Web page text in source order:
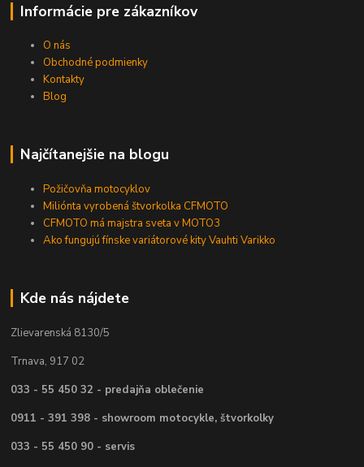
Informácie pre zákazníkov
O nás
Obchodné podmienky
Kontakty
Blog
Najčítanejšie na blogu
Požičovňa motocyklov
Miliónta vyrobená štvorkolka CFMOTO
CFMOTO má majstra sveta v MOTO3
Ako fungujú fínske variátorové kity Vauhti Varikko
Kde nás nájdete
Zlievarenská 8130/5
Trnava, 917 02
033 - 55 450 32 - predajňa oblečenie
0911 - 391 398 - showroom motocykle, štvorkolky
033 - 55 450 90 - servis